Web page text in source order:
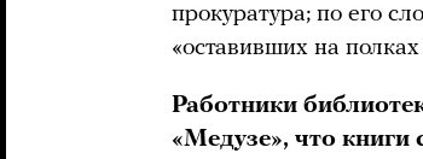
прокуратура; по его
«оставивших на
Работники
«Медузе», что